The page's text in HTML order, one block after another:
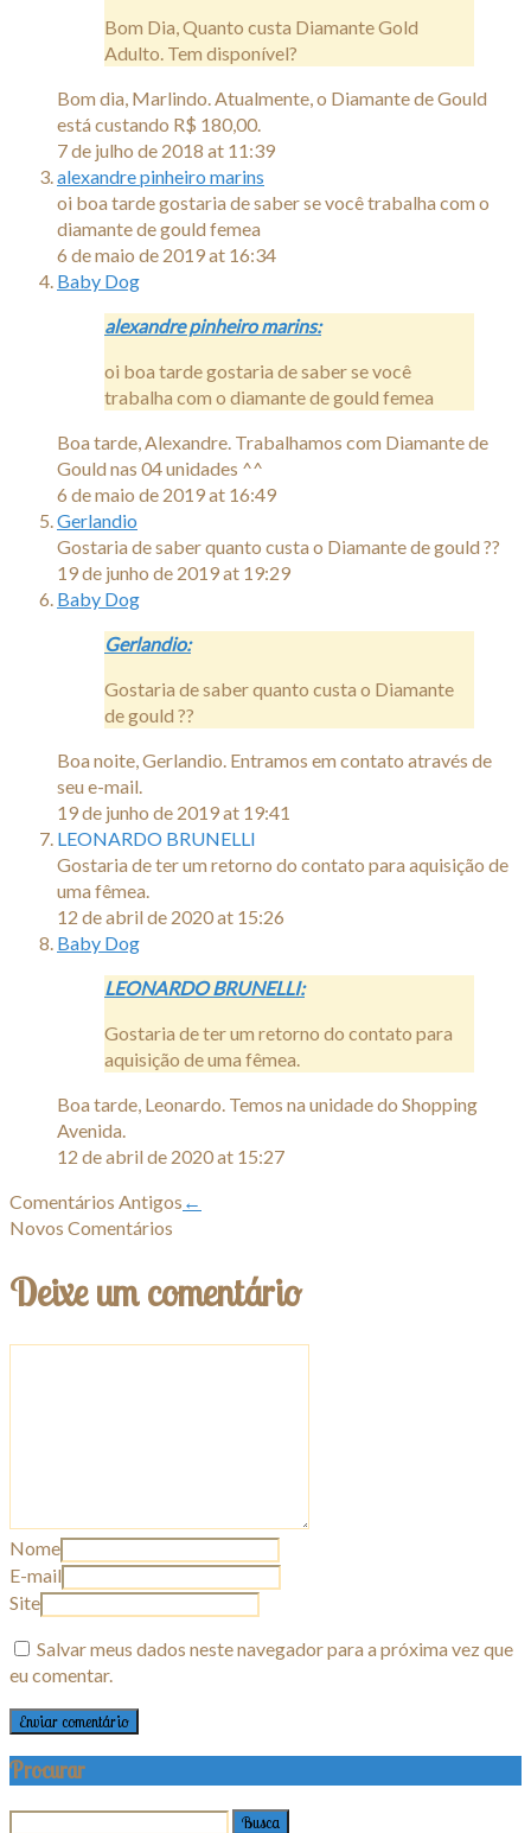
Bom Dia, Quanto custa Diamante Gold
Adulto. Tem disponível?
Bom dia, Marlindo. Atualmente, o Diamante de Gould
está custando R$ 180,00.
7 de julho de 2018 at 11:39
alexandre pinheiro marins
oi boa tarde gostaria de saber se você trabalha com o
diamante de gould femea
6 de maio de 2019 at 16:34
Baby Dog
alexandre pinheiro marins:
oi boa tarde gostaria de saber se você
trabalha com o diamante de gould femea
Boa tarde, Alexandre. Trabalhamos com Diamante de
Gould nas 04 unidades ^^
6 de maio de 2019 at 16:49
Gerlandio
Gostaria de saber quanto custa o Diamante de gould ??
19 de junho de 2019 at 19:29
Baby Dog
Gerlandio:
Gostaria de saber quanto custa o Diamante
de gould ??
Boa noite, Gerlandio. Entramos em contato através de
seu e-mail.
19 de junho de 2019 at 19:41
LEONARDO BRUNELLI
Gostaria de ter um retorno do contato para aquisição de
uma fêmea.
12 de abril de 2020 at 15:26
Baby Dog
LEONARDO BRUNELLI:
Gostaria de ter um retorno do contato para
aquisição de uma fêmea.
Boa tarde, Leonardo. Temos na unidade do Shopping
Avenida.
12 de abril de 2020 at 15:27
Comentários Antigos ←
Novos Comentários
Deixe um comentário
Nome
E-mail
Site
Salvar meus dados neste navegador para a próxima vez que
eu comentar.
Procurar